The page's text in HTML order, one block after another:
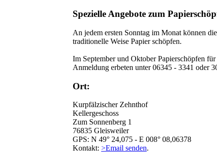
Spezielle Angebote zum
An jedem ersten Sonntag im Monat können
traditionelle Weise Papier schöpfen.
Im September und Oktober Papierschöpfen
Anmeldung erbeten unter 06345 - 3341 oder
Ort:
Kurpfälzischer Zehnthof
Kellergeschoss
Zum Sonnenberg 1
76835 Gleisweiler
GPS: N 49° 24,075 - E 008° 08,06378
Kontakt: >Email senden.